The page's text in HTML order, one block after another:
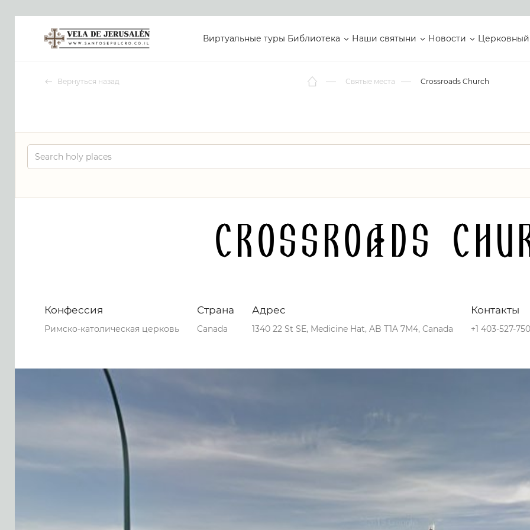
Виртуальные туры Библиотека Наши святыни Новости Церковный
Вернуться назад Святые места Crossroads Church
Crossroads
Конфессия
Римско-католическая церковь
Страна
Canada
Адрес
1340 22 St SE, Medicine Hat, AB T1A 7M4, Canada
Контакты
+1 403-527-